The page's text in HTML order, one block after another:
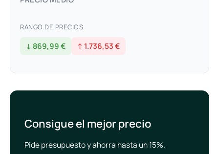
RANGO DE PRECIOS
↓ 869,99 € ↑ 1.736,53 €
Consigue el mejor precio
Pide presupuesto y ahorra hasta un 15%.